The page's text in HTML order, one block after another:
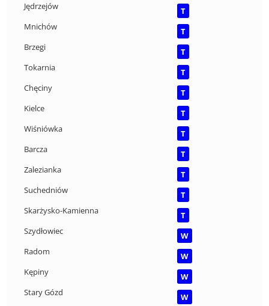
Jędrzejów
T
Mnichów
T
Brzegi
T
Tokarnia
T
Chęciny
T
Kielce
T
Wiśniówka
T
Barcza
T
Zalezianka
T
Suchedniów
T
Skarżysko-Kamienna
T
Szydłowiec
W
Radom
W
Kępiny
W
Stary Gózd
W